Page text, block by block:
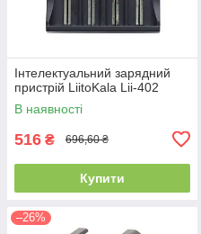
Інтелектуальний зарядний
пристрій LiitoKala Lii-402
В наявності
516 ₴ 696,60 ₴
Купити
–26%